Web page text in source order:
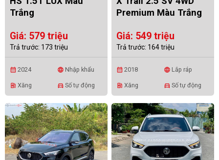
Trắng
Giá: 579 triệu
Trả trước: 173 triệu
calendar_month 2024 language Nhập khẩu
ev_station Xăng directions_car Số tự động
Premium Màu Trắng
Giá: 549 triệu
Trả trước: 164 triệu
calendar_month 2018 language Lắp ráp
ev_station Xăng directions_car Số tự động